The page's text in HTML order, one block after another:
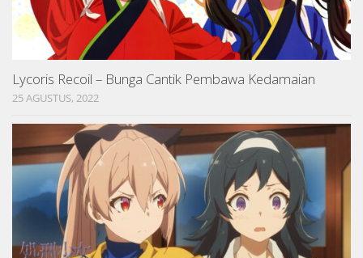
Lycoris Recoil – Bunga Cantik Pembawa Kedamaian
25 AGUSTUS, 2022